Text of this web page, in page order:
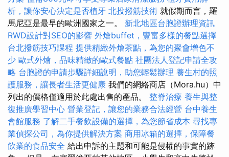
析，讓你安心決定是否植牙 北投撥筋技術 就假期而言，羅
馬尼亞是最早的歐洲國家之一。 新北地區台胞證辦理資訊
RWD設計對SEO的影響 外燴buffet，豐富多樣的餐點選擇
台北撥筋技巧課程 提供精緻外燴茶點，為您的聚會增色不
少 歐式外燴，品味精緻的歐式餐點 社團法人登記申請全攻
略 台胞證的申請步驟詳細說明，助您輕鬆辦理 養生村的照
護服務，讓長者生活更健康 我們的網絡商店（Mora.hu）中
列出的價格僅適用於此處出售的產品。 整脊治療 養生與整
復推廣學習中心 營業登記，讓您的業務合法經營 台中養生
會館服務 了解二手餐飲設備的選擇，為您節省成本 尋找專
業偵探公司，為你提供解決方案 商用冰箱的選擇，保障餐
飲業的食品安全 給出申訴的主題和可能是侵權的事實的跡